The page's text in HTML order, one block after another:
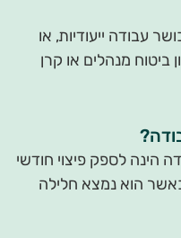
עבודה ייעודיות, או
ביטוח מנהלים או קרן
הינה לספק פיצוי חודשי
הוא נמצא חלילה